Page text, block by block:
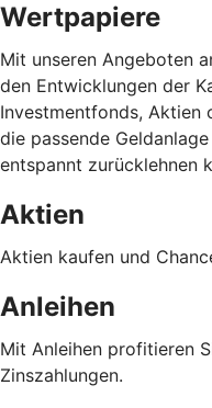
Wertpapiere
Mit unseren Angeboten
den Entwicklungen der
Investmentfonds, Aktien
die passende
entspannt zurücklehnen
Aktien
Aktien kaufen und
Anleihen
Mit Anleihen profitieren
Zinszahlungen.